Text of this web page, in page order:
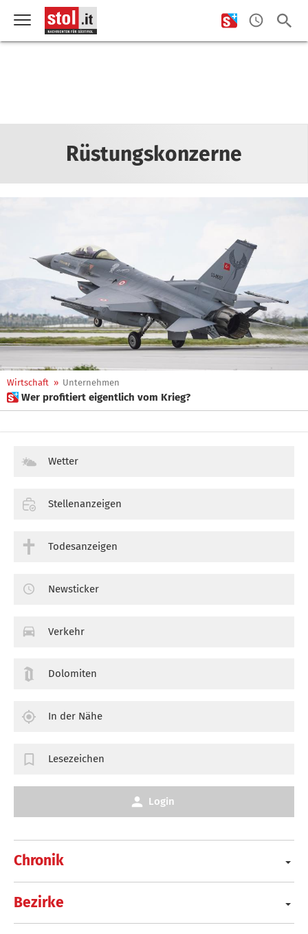
Rüstungskonzerne
Wirtschaft » Unternehmen
 Wer profitiert eigentlich vom Krieg?
Chronik
Bezirke
Wetter
Stellenanzeigen
Todesanzeigen
Newsticker
Verkehr
Dolomiten
In der Nähe
Lesezeichen
Login